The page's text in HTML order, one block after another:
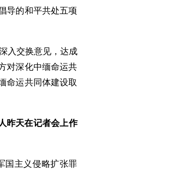
导的和平共处五项
入交换意见，达成
对深化中缅命运共
命运共同体建设取
昨天在记者会上作
国主义侵略扩张罪